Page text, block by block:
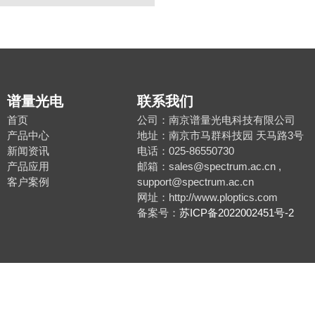
谱量光电
首页
产品中心
新闻资讯
产品应用
客户案例
联系我们
公司：南京谱量光电科技有限公司
地址：南京市马群科技园 天马路3号
电话：025-86550730
邮箱：sales@spectrum.ac.cn ,
support@spectrum.ac.cn
网址：http://www.ploptics.com
备案号： 苏ICP备2022002451号-2